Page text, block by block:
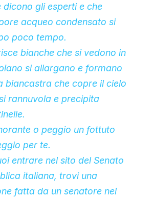
gli esperti e che
acqueo condensato si
poco tempo.
bianche che si vedono in
si allargano e formano
biancastra che copre il cielo
rannuvola e precipita
o peggio un fottuto
per te.
entrare nel sito del Senato
italiana, trovi una
fatta da un senatore nel